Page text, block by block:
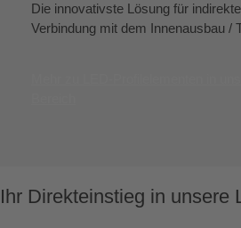
Die innovativste Lösung für
Verbindung mit dem Innenausbau /
Ihr Direkteinstieg in unsere